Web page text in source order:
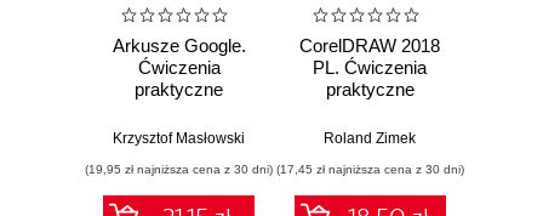
Arkusze Google.
Ćwiczenia
praktyczne
Krzysztof Masłowski
(19,95 zł najniższa cena z 30 dni)
CorelDRAW 2018
PL. Ćwiczenia
praktyczne
Roland Zimek
(17,45 zł najniższa cena z 30 dni)